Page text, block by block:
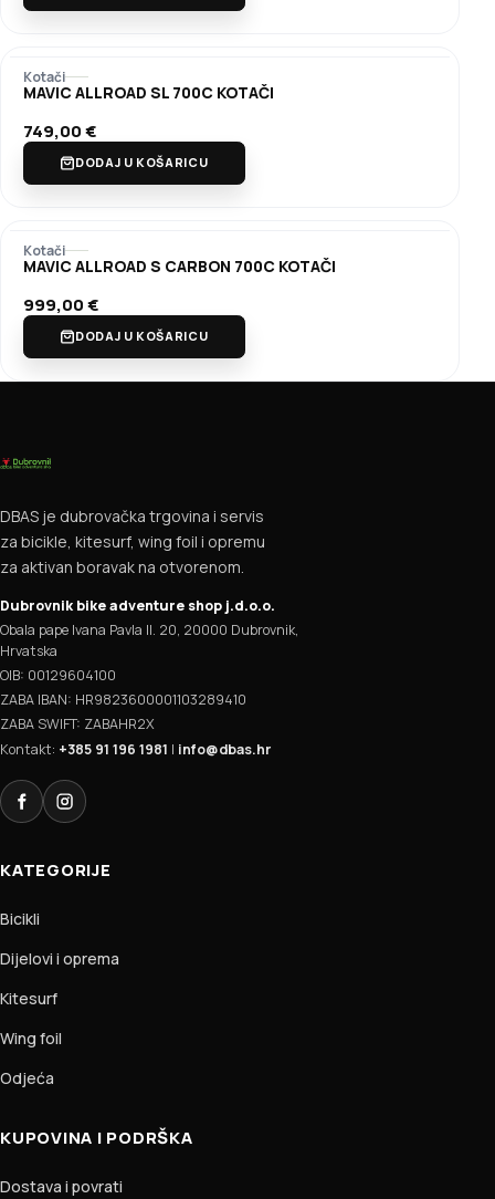
Kotači
MAVIC ALLROAD SL 700C KOTAČI
749,00€
DODAJ U KOŠARICU
Kotači
MAVIC ALLROAD S CARBON 700C KOTAČI
999,00€
DODAJ U KOŠARICU
DBAS je dubrovačka trgovina i servis
za bicikle, kitesurf, wing foil i opremu
za aktivan boravak na otvorenom.
Dubrovnik bike adventure shop j.d.o.o.
Obala pape Ivana Pavla II. 20, 20000 Dubrovnik,
Hrvatska
OIB: 00129604100
ZABA IBAN: HR9823600001103289410
ZABA SWIFT: ZABAHR2X
Kontakt: +385 91 196 1981 | info@dbas.hr
FacebookInstagram
KATEGORIJE
Bicikli
Dijelovi i oprema
Kitesurf
Wing foil
Odjeća
KUPOVINA I PODRŠKA
Dostava i povrati